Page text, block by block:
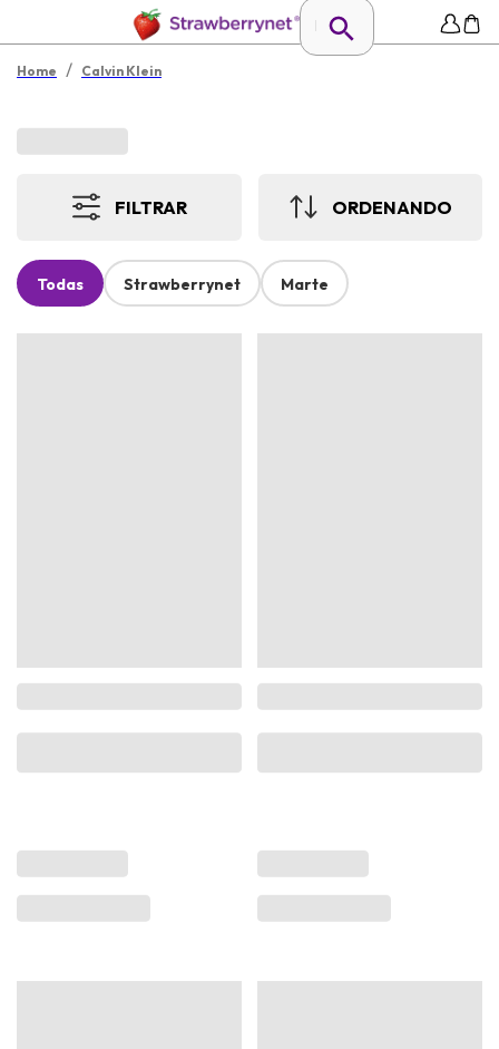
Home / Calvin Klein
FILTRAR ORDENANDO
Todas Strawberrynet Marte